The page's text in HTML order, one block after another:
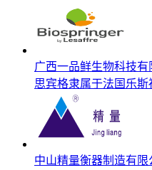
广西一品鲜生物科技有
思宾格隶属于法国乐
中山精量衡器制造有限